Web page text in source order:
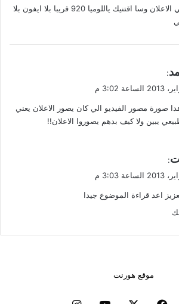
مايهمني الاعلان وسا اقتنيك ياللوميا 920 قريبا بلا ايفون بلا
:
صورة مصور الفيديو الي كان يصور الاعلان يعني
يبين ولا كيف بدهم يصوروا الاعلان!!
:
اعد قراءة الموضوع جيدا
موقع هورنت